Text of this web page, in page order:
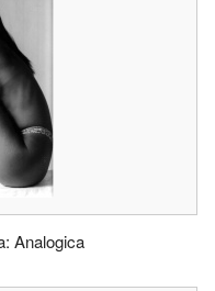
Analogica